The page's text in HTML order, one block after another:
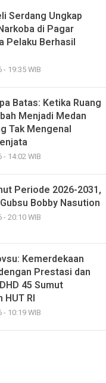
Serdang Ungkap
di Pagar
Pelaku Berhasil
19:35 WIB
Batas: Ketika Ruang
Menjadi Medan
Tak Mengenal
14:02 WIB
Periode 2026-2031,
Bobby Nasution
20:10 WIB
Kemerdekaan
Prestasi dan
45 Sumut
HUT RI
10:19 WIB